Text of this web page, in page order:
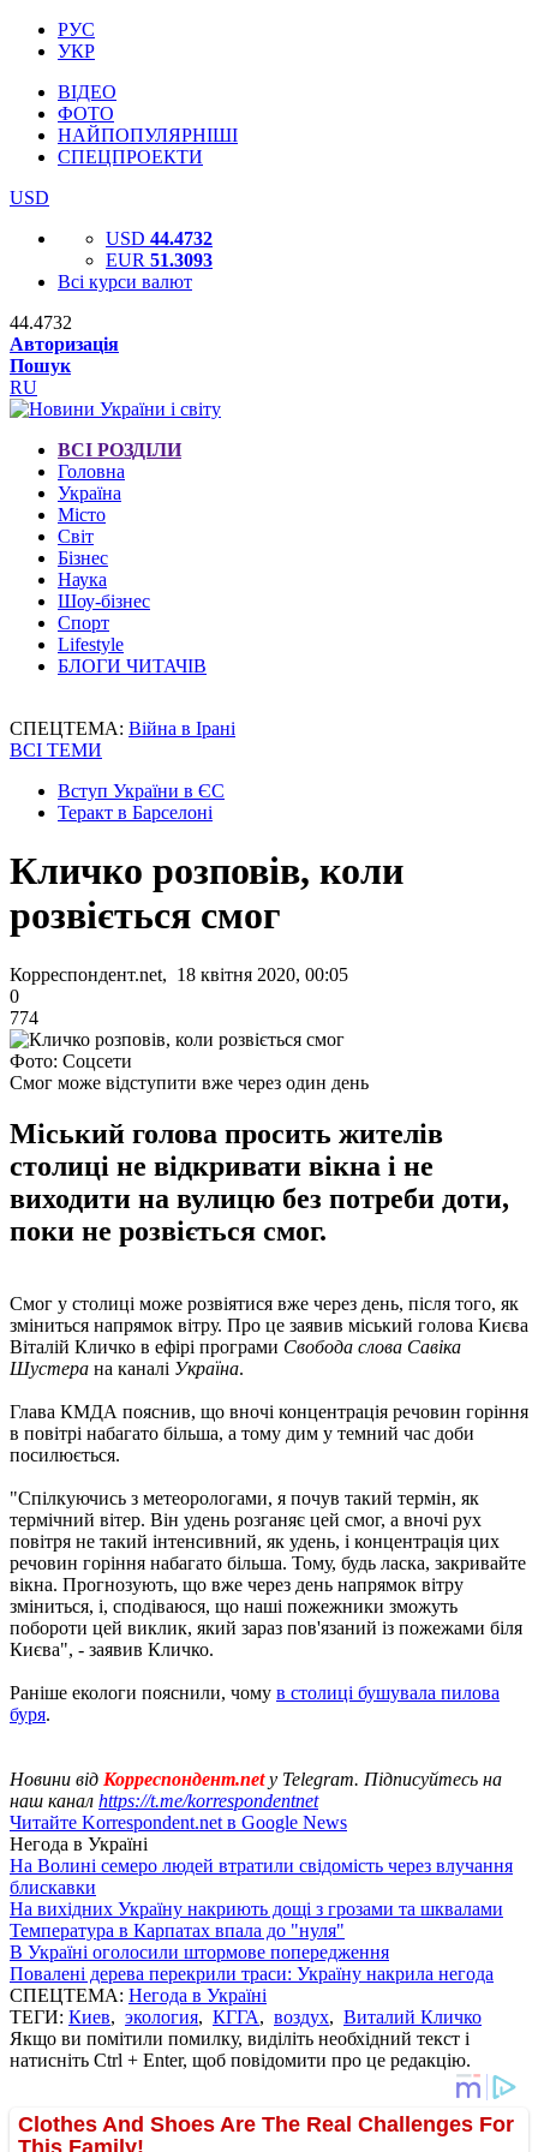
РУС
УКР
ВІДЕО
ФОТО
НАЙПОПУЛЯРНІШІ
СПЕЦПРОЕКТИ
USD
USD 44.4732
EUR 51.3093
Всі курси валют
44.4732
Авторизація
Пошук
RU
ВСІ РОЗДІЛИ
Головна
Україна
Місто
Світ
Бізнес
Наука
Шоу-бізнес
Спорт
Lifestyle
БЛОГИ ЧИТАЧІВ
СПЕЦТЕМА: Війна в Ірані
ВСІ ТЕМИ
Вступ України в ЄС
Теракт в Барселоні
Кличко розповів, коли
розвіється смог
Корреспондент.net, 18 квітня 2020, 00:05
0
774
Фото: Соцсети
Смог може відступити вже через один день
Міський голова просить жителів
столиці не відкривати вікна і не
виходити на вулицю без потреби доти,
поки не розвіється смог.
Смог у столиці може розвіятися вже через день, після того, як
зміниться напрямок вітру. Про це заявив міський голова Києва
Віталій Кличко в ефірі програми Свобода слова Савіка
Шустера на каналі Україна.
Глава КМДА пояснив, що вночі концентрація речовин горіння
в повітрі набагато більша, а тому дим у темний час доби
посилюється.
"Спілкуючись з метеорологами, я почув такий термін, як
термічний вітер. Він удень ​​розганяє цей смог, а вночі рух
повітря не такий інтенсивний, як удень, і концентрація цих
речовин горіння набагато більша. Тому, будь ласка, закривайте
вікна. Прогнозують, що вже через день напрямок вітру
зміниться, і, сподіваюся, що наші пожежники зможуть
побороти цей виклик, який зараз пов'язаний із пожежами біля
Києва", - заявив Кличко.
Раніше екологи пояснили, чому в столиці бушувала пилова
буря.
Новини від Корреспондент.netу Telegram. Підписуйтесь на
наш канал https://t.me/korrespondentnet
Читайте Korrespondent.net в Google News
Негода в Україні
На Волині семеро людей втратили свідомість через влучання
блискавки
На вихідних Україну накриють дощі з грозами та шквалами
Температура в Карпатах впала до "нуля"
В Україні оголосили штормове попередження
Повалені дерева перекрили траси: Україну накрила негода
СПЕЦТЕМА: Негода в Україні
ТЕГИ: Киев, экология, КГГА, воздух, Виталий Кличко
Якщо ви помітили помилку, виділіть необхідний текст і
натисніть Ctrl + Enter, щоб повідомити про це редакцію.